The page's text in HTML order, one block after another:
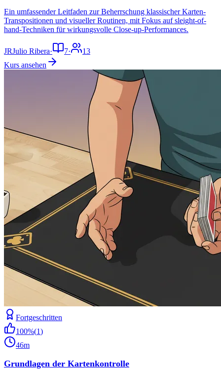
Ein umfassender Leitfaden zur Beherrschung klassischer Karten-
Transpositionen und visueller Routinen, mit Fokus auf sleight-of-
hand-Techniken für wirkungsvolle Close-up-Performances.
JRJulio Ribera· 7·
13
Kurs ansehen
Fortgeschritten
100%(1)
46m
Grundlagen der Kartenkontrolle